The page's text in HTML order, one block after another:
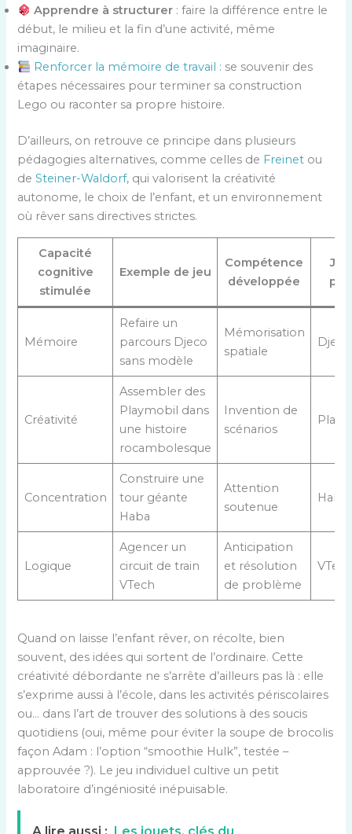
Apprendre à structurer : faire la différence entre le
début, le milieu et la fin d’une activité, même
imaginaire.
Renforcer la mémoire de travail : se souvenir des
étapes nécessaires pour terminer sa construction
Lego ou raconter sa propre histoire.
D’ailleurs, on retrouve ce principe dans plusieurs
pédagogies alternatives, comme celles de Freinet ou
deSteiner-Waldorf, qui valorisent la créativité
autonome, le choix de l’enfant, et un environnement
où rêver sans directives strictes.
Capacité
cognitive
stimulée
Exemple de jeu
Compétence
développée
Mémoire
Refaire un
parcours Djeco
sans modèle
Mémorisation
spatiale
Djeco
Créativité
Assembler des
Playmobil dans
une histoire
rocambolesque
Invention de
scénarios
Concentration
Construire une
tour géante
Haba
Attention
soutenue
Haba
Logique
Agencer un
circuit de train
VTech
Anticipation
et résolution
de problème
VTech
Quand on laisse l’enfant rêver, on récolte, bien
souvent, des idées qui sortent de l’ordinaire. Cette
créativité débordante ne s’arrête d’ailleurs pas là : elle
s’exprime aussi à l’école, dans les activités périscolaires
ou… dans l’art de trouver des solutions à des soucis
quotidiens (oui, même pour éviter la soupe de brocolis
façon Adam : l’option “smoothie Hulk”, testée –
approuvée ?). Le jeu individuel cultive un petit
laboratoire d’ingéniosité inépuisable.
A lire aussi : Les jouets, clés du